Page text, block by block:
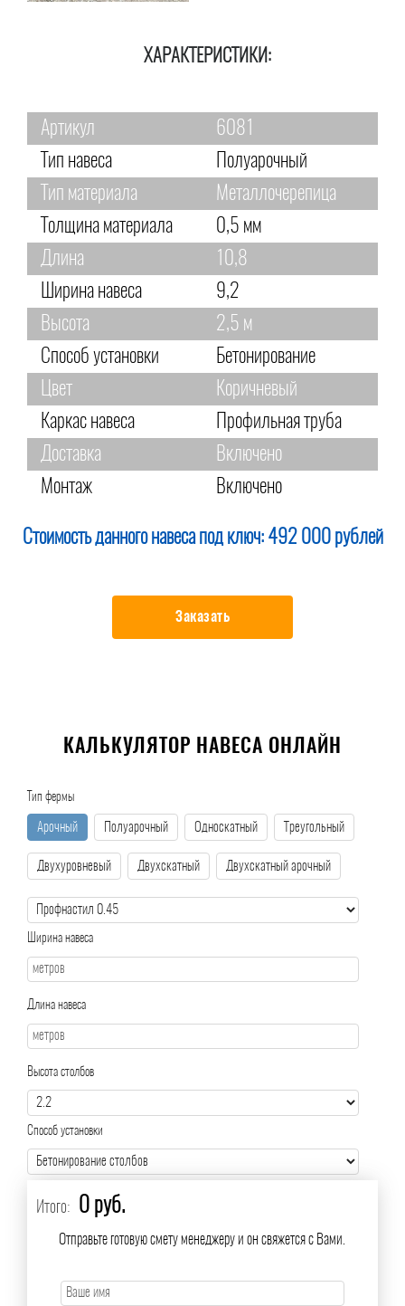
ХАРАКТЕРИСТИКИ:
Артикул
6081
Тип навеса
Полуарочный
Тип материала
Металлочерепица
Толщина материала
0,5 мм
Длина
10,8
Ширина навеса
9,2
Высота
2,5 м
Способ установки
Бетонирование
Цвет
Коричневый
Каркас навеса
Профильная труба
Доставка
Включено
Монтаж
Включено
Стоимость данного навеса под ключ: 492 000 рублей
Заказать
КАЛЬКУЛЯТОР НАВЕСА ОНЛАЙН
Тип фермы
Арочный Полуарочный Односкатный Треугольный
Двухуровневый Двухскатный Двухскатный арочный
Ширина навеса
Длина навеса
Высота столбов
Способ установки
Итого: 0 руб.
Отправьте готовую смету менеджеру и он свяжется с Вами.